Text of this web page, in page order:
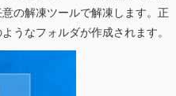
の解凍ツールで解凍します。正
うなフォルダが作成されます。